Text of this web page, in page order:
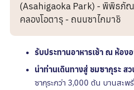
(Asahigaoka Park) - พิพิธภั
คลองโอตารุ - ถนนซาไกมาชิ
รับประทานอาหารเช้า ณ ห้องอ
นำท่านเดินทางสู่ ชมซากุระ ส
ซากุระกว่า 3,000 ต้น บานสะพ